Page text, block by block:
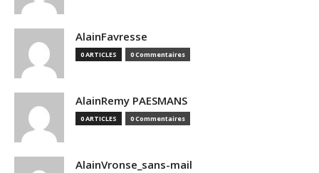
AlainFavresse
0 ARTICLES 0 Commentaires
AlainRemy PAESMANS
0 ARTICLES 0 Commentaires
AlainVronse_sans-mail